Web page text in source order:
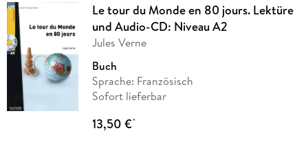
Le tour du Monde en 80 jours. Lektüre
und Audio-CD: Niveau A2
Jules Verne
Buch
Sprache: Französisch
Sofort lieferbar
13,50 €*